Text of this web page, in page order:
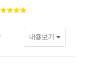
내용보기